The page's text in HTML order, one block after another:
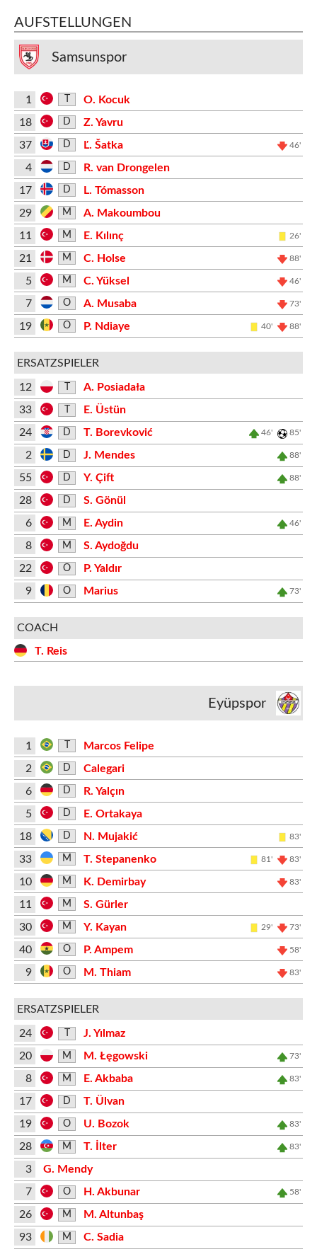
AUFSTELLUNGEN
Samsunspor
1
O. Kocuk
18
D
Z. Yavru
37
D Ľ. Šatka 46'
4 D
R. van Drongelen
17
D
L. Tómasson
29
M
A. Makoumbou
11
M E. Kılınç 26'
21 M C. Holse 88'
5 M C. Yüksel 46'
7 O A. Musaba 73'
19 O P. Ndiaye 40' 88'
ERSATZSPIELER
12
A. Posiadała
33
E. Üstün
24
D T. Borevković 46' 85'
2 D J. Mendes 88'
55 D Y. Çift 88'
28 D
S. Gönül
6
M E. Aydin 46'
8 M
S. Aydoğdu
22
O
P. Yaldır
9
O Marius 73'
COACH
T. Reis
Eyüpspor
1
Marcos Felipe
2
D
Calegari
6
D
R. Yalçın
5
D
E. Ortakaya
18
D N. Mujakić 83'
33 M T. Stepanenko 81' 83'
10 M K. Demirbay 83'
11 M
S. Gürler
30
M Y. Kayan 29' 73'
40 O P. Ampem 58'
9 O M. Thiam 83'
ERSATZSPIELER
24
J. Yılmaz
20
M M. Łęgowski 73'
8 M E. Akbaba 83'
17 D
T. Ülvan
19
O U. Bozok 83'
28 M T. İlter 83'
3
G. Mendy
7
O H. Akbunar 58'
26 M
M. Altunbaş
93
M C. Sadia